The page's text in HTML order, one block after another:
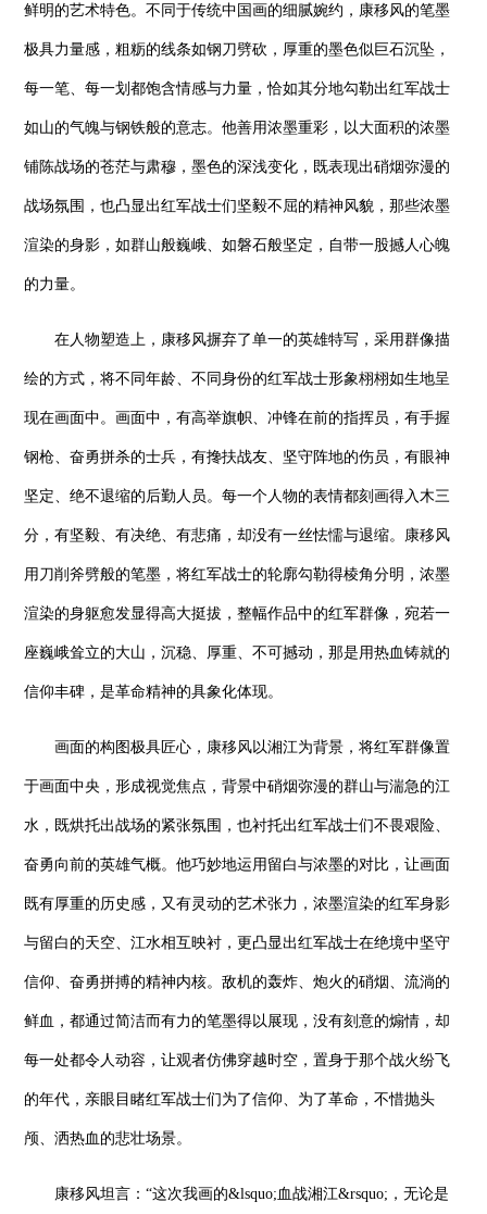
鲜明的艺术特色。不同于传统中国画的细腻婉约，康移风的笔墨
极具力量感，粗粝的线条如钢刀劈砍，厚重的墨色似巨石沉坠，
每一笔、每一划都饱含情感与力量，恰如其分地勾勒出红军战士
如山的气魄与钢铁般的意志。他善用浓墨重彩，以大面积的浓墨
铺陈战场的苍茫与肃穆，墨色的深浅变化，既表现出硝烟弥漫的
战场氛围，也凸显出红军战士们坚毅不屈的精神风貌，那些浓墨
渲染的身影，如群山般巍峨、如磐石般坚定，自带一股撼人心魄
的力量。
在人物塑造上，康移风摒弃了单一的英雄特写，采用群像描
绘的方式，将不同年龄、不同身份的红军战士形象栩栩如生地呈
现在画面中。画面中，有高举旗帜、冲锋在前的指挥员，有手握
钢枪、奋勇拼杀的士兵，有搀扶战友、坚守阵地的伤员，有眼神
坚定、绝不退缩的后勤人员。每一个人物的表情都刻画得入木三
分，有坚毅、有决绝、有悲痛，却没有一丝怯懦与退缩。康移风
用刀削斧劈般的笔墨，将红军战士的轮廓勾勒得棱角分明，浓墨
渲染的身躯愈发显得高大挺拔，整幅作品中的红军群像，宛若一
座巍峨耸立的大山，沉稳、厚重、不可撼动，那是用热血铸就的
信仰丰碑，是革命精神的具象化体现。
画面的构图极具匠心，康移风以湘江为背景，将红军群像置
于画面中央，形成视觉焦点，背景中硝烟弥漫的群山与湍急的江
水，既烘托出战场的紧张氛围，也衬托出红军战士们不畏艰险、
奋勇向前的英雄气概。他巧妙地运用留白与浓墨的对比，让画面
既有厚重的历史感，又有灵动的艺术张力，浓墨渲染的红军身影
与留白的天空、江水相互映衬，更凸显出红军战士在绝境中坚守
信仰、奋勇拼搏的精神内核。敌机的轰炸、炮火的硝烟、流淌的
鲜血，都通过简洁而有力的笔墨得以展现，没有刻意的煽情，却
每一处都令人动容，让观者仿佛穿越时空，置身于那个战火纷飞
的年代，亲眼目睹红军战士们为了信仰、为了革命，不惜抛头
颅、洒热血的悲壮场景。
康移风坦言：“这次我画的&lsquo;血战湘江&rsquo;，无论是